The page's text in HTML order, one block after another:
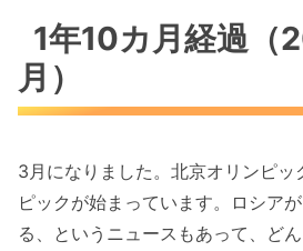
1年10カ月経過（
月）
3月になりました。北京オリンピッ
ピックが始まっています。ロシア
る、というニュースもあって、ど